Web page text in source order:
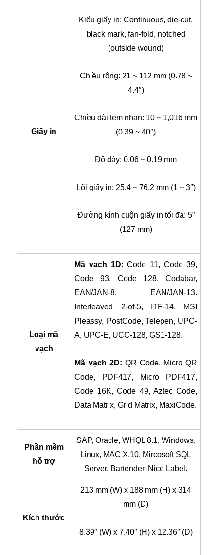
Giấy in
Kiểu giấy in: Continuous, die-cut,
black mark, fan-fold, notched
(outside wound)
Chiều rộng: 21 ~ 112 mm (0.78 ~
4.4″)
Chiều dài tem nhãn: 10 ~ 1,016 mm
(0.39 ~ 40″)
Độ dày: 0.06 ~ 0.19 mm
Lõi giấy in: 25.4 ~ 76.2 mm (1 ~ 3″)
Đường kính cuộn giấy in tối đa: 5”
(127 mm)
Loại mã
vạch
Mã vạch 1D:Code 11, Code 39,
Code 93, Code 128, Codabar,
EAN/JAN-8, EAN/JAN-13.
Interleaved 2-of-5, ITF-14, MSI
Pleassy, PostCode, Telepen, UPC-
A, UPC-E, UCC-128, GS1-128.
Mã vạch 2D: QR Code, Micro QR
Code, PDF417, Micro PDF417,
Code 16K, Code 49, Aztec Code,
Data Matrix, Grid Matrix, MaxiCode.
Phần mềm
hỗ trợ
SAP, Oracle, WHQL 8.1, Windows,
Linux, MAC X.10, Mircosoft SQL
Server, Bartender, Nice Label.
Kích thước
213 mm (W) x 188 mm (H) x 314
mm (D)
8.39″ (W) x 7.40″ (H) x 12.36″ (D)